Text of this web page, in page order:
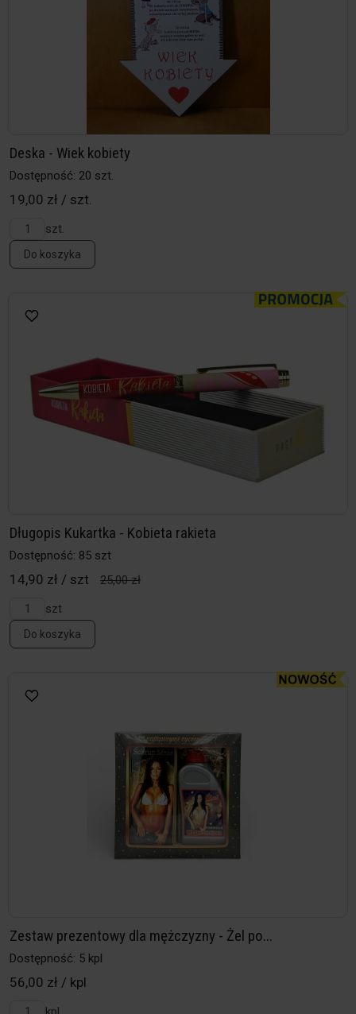
Deska - Wiek kobiety
Dostępność: 20 szt.
19,00 zł / szt.
szt.
Do koszyka
Długopis Kukartka - Kobieta rakieta
Dostępność: 85 szt
14,90 zł / szt
25,00 zł
szt
Do koszyka
Zestaw prezentowy dla mężczyzny - Żel po...
Dostępność: 5 kpl
56,00 zł / kpl